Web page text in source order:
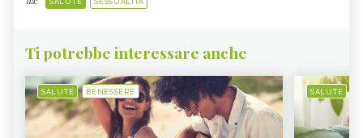
Ti potrebbe interessare anche
SALUTE BENESSERE SALUTE